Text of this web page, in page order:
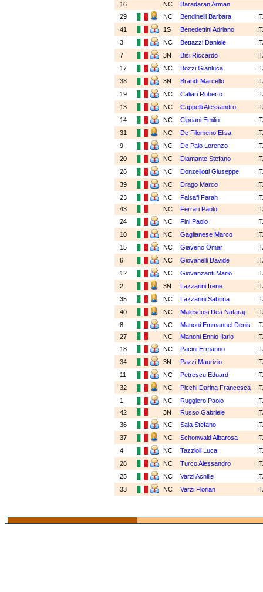
16
NC
Baradaran Arman
29
NC Bendinelli Barbara
41
1S Benedettini Adriano
3
NC Bettazzi Daniele
7
3N Bisi Riccardo
17
NC Bozzi Gianluca
38
3N Brandi Marcello
19
NC Caliari Roberto
13
NC Cappelli Alessandro
14
NC Cipriani Emilio
31
NC De Filomeno Elisa
9
NC De Palo Lorenzo
20
NC Diamante Stefano
26
NC Donzellotti Giuseppe
39
NC Drago Marco
23
NC Falsafi Farah
43
NC Ferrari Paolo
24
NC Fini Paolo
10
NC Gaglianese Marco
15
NC Giaveno Omar
6
NC Giovanelli Davide
12
NC Giovanzanti Mario
2
3N Lazzarini Irene
35
NC Lazzarini Sabrina
40
NC Malescusi Dea Nataraj
8
NC Manoni Emmanuel Denis
27
NC Manoni Ennio Ilario
18
NC Pacini Ermanno
34
3N Pazzi Maurizio
11
NC Petrescu Eduard
32
NC Picchi Darina Francesca
1
NC Ruggiero Paolo
42
3N Russo Gabriele
36
NC Sala Stefano
37
NC Schonwald Albarosa
4
NC Tazzioli Luca
28
NC Turco Alessandro
25
NC Varzi Achille
33
NC Varzi Florian